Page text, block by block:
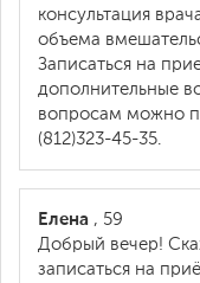
консультация
объема
Записаться на
дополнительные
вопросам можно
(812)323-45-35.
Елена , 59
Добрый вечер!
записаться на